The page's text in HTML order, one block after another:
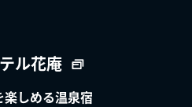
ル花庵
しめる温泉宿